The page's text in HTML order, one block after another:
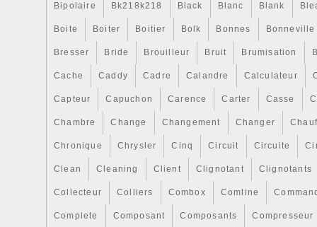
Bipolaire Bk218k218 Black Blanc Blank
Boite Boiter Boitier Bolk Bonnes Bonneville
Bresser Bride Brouilleur Bruit Brumisation
Cache Caddy Cadre Calandre Calculateur
Capteur Capuchon Carence Carter Casse
Chambre Change Changement Changer
Chronique Chrysler Cinq Circuit Circuite
Clean Cleaning Client Clignotant Clignotants
Collecteur Colliers Combox Comline
Complete Composant Composants Compresseur